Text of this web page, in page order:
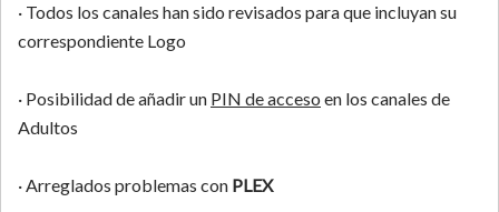
· Todos los canales han sido revisados para que incluyan su
correspondiente Logo
· Posibilidad de añadir un PIN de acceso en los canales de
Adultos
· Arreglados problemas con PLEX